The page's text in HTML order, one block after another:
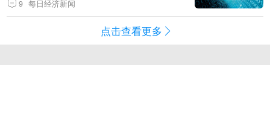
9 每日经济新闻
点击查看更多